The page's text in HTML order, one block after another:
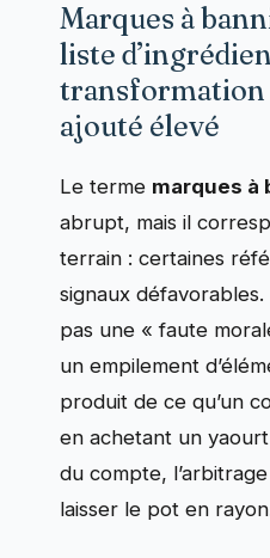
Marques à
liste
transformation
ajouté élevé
Le terme marques à
abrupt, mais il
terrain : certaines
signaux
pas une « faute
un empilement
produit de ce qu’un
en achetant un
du compte,
laisser le pot en